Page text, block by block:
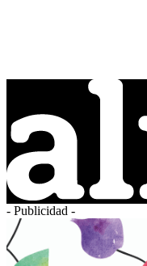
- Publicidad -